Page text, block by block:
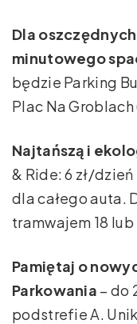
Dla
minutowego
będzie Parking
Plac Na
Najtańszą i
& Ride: 6 zł/
dla całego auta.
tramwajem 18 lub
Pamiętaj o
Parkowania – do
podstrefie A.